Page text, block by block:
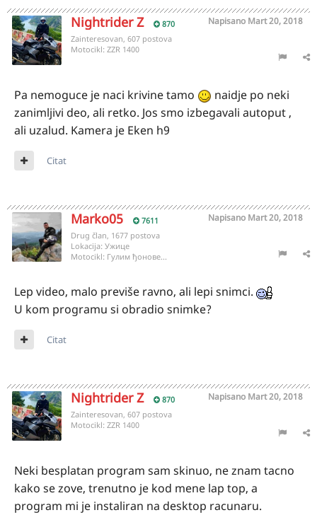
Nightrider Z 870 Napisano Mart 20, 2018
Zainteresovan, 607 postova
Motocikl: ZZR 1400
Pa nemoguce je naci krivine tamo
naidje po neki
zanimljivi deo, ali retko. Jos smo izbegavali autoput ,
ali uzalud. Kamera je Eken h9
Citat
Marko05 7611 Napisano Mart 20, 2018
Drug član, 1677 postova
Lokacija: Ужице
Motocikl: Гулим ђонове...
Lep video, malo previše ravno, ali lepi snimci.
U kom programu si obradio snimke?
Citat
Nightrider Z 870 Napisano Mart 20, 2018
Zainteresovan, 607 postova
Motocikl: ZZR 1400
Neki besplatan program sam skinuo, ne znam tacno
kako se zove, trenutno je kod mene lap top, a
program mi je instaliran na desktop racunaru.